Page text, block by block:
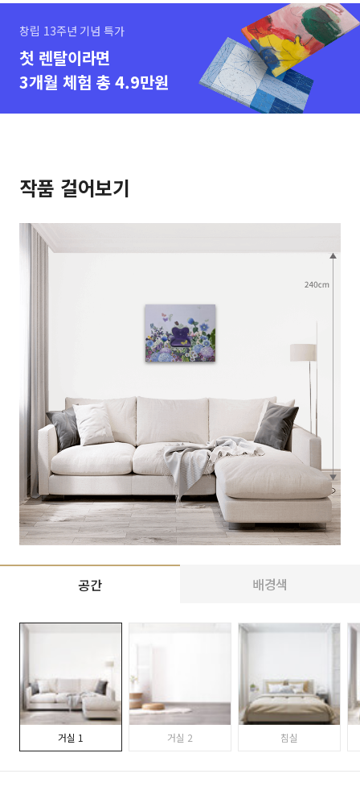
창립 13주년 기념 특가
첫 렌탈이라면
3개월 체험 총 4.9만원
작품 걸어보기
공간 배경색
거실 1 거실 2 침실